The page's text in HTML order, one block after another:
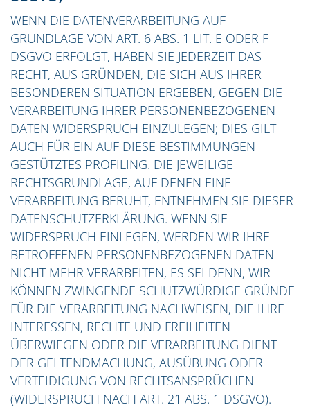
WENN DIE DATENVERARBEITUNG AUF
GRUNDLAGE VON ART. 6 ABS. 1 LIT. E ODER F
DSGVO ERFOLGT, HABEN SIE JEDERZEIT DAS
RECHT, AUS GRÜNDEN, DIE SICH AUS IHRER
BESONDEREN SITUATION ERGEBEN, GEGEN DIE
VERARBEITUNG IHRER PERSONENBEZOGENEN
DATEN WIDERSPRUCH EINZULEGEN; DIES GILT
AUCH FÜR EIN AUF DIESE BESTIMMUNGEN
GESTÜTZTES PROFILING. DIE JEWEILIGE
RECHTSGRUNDLAGE, AUF DENEN EINE
VERARBEITUNG BERUHT, ENTNEHMEN SIE DIESER
DATENSCHUTZERKLÄRUNG. WENN SIE
WIDERSPRUCH EINLEGEN, WERDEN WIR IHRE
BETROFFENEN PERSONENBEZOGENEN DATEN
NICHT MEHR VERARBEITEN, ES SEI DENN, WIR
KÖNNEN ZWINGENDE SCHUTZWÜRDIGE GRÜNDE
FÜR DIE VERARBEITUNG NACHWEISEN, DIE IHRE
INTERESSEN, RECHTE UND FREIHEITEN
ÜBERWIEGEN ODER DIE VERARBEITUNG DIENT
DER GELTENDMACHUNG, AUSÜBUNG ODER
VERTEIDIGUNG VON RECHTSANSPRÜCHEN
(WIDERSPRUCH NACH ART. 21 ABS. 1 DSGVO).